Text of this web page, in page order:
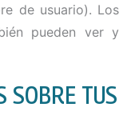
de usuario). Los
pueden ver y
SOBRE TUS